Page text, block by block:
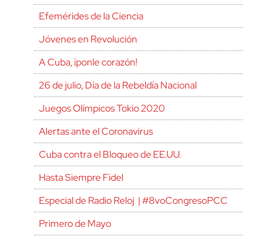
Efemérides de la Ciencia
Jóvenes en Revolución
A Cuba, ¡ponle corazón!
26 de julio, Día de la Rebeldía Nacional
Juegos Olímpicos Tokio 2020
Alertas ante el Coronavirus
Cuba contra el Bloqueo de EE.UU.
Hasta Siempre Fidel
Especial de Radio Reloj | #8voCongresoPCC
Primero de Mayo